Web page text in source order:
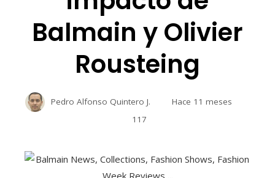
Balmain y Olivier
Rousteing
Pedro Alfonso Quintero J.
Hace 11 meses
117